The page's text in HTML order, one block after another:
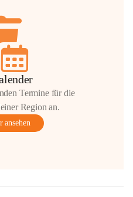
Termine für die
Region an.
ansehen